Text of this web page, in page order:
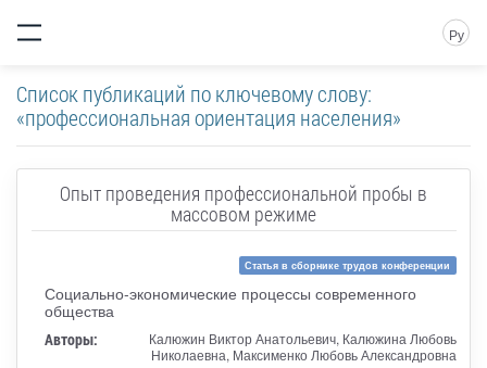
Ру
Список публикаций по ключевому слову:
«профессиональная ориентация населения»
Опыт проведения профессиональной пробы в
массовом режиме
Статья в сборнике трудов конференции
Социально-экономические процессы современного
общества
Авторы:
Калюжин Виктор Анатольевич, Калюжина Любовь
Николаевна, Максименко Любовь Александровна